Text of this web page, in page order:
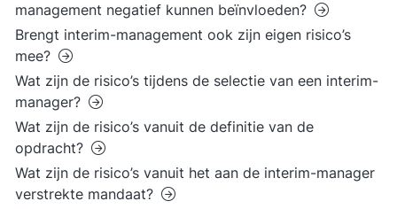
management negatief kunnen beïnvloeden?
Brengt interim-management ook zijn eigen risico’s
mee?
Wat zijn de risico’s tijdens de selectie van een interim-
manager?
Wat zijn de risico’s vanuit de definitie van de
opdracht?
Wat zijn de risico’s vanuit het aan de interim-manager
verstrekte mandaat?